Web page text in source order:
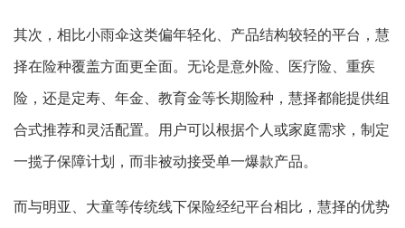
其次，相比小雨伞这类偏年轻化、产品结构较轻的平台，慧
择在险种覆盖方面更全面。无论是意外险、医疗险、重疾
险，还是定寿、年金、教育金等长期险种，慧择都能提供组
合式推荐和灵活配置。用户可以根据个人或家庭需求，制定
一揽子保障计划，而非被动接受单一爆款产品。
而与明亚、大童等传统线下保险经纪平台相比，慧择的优势